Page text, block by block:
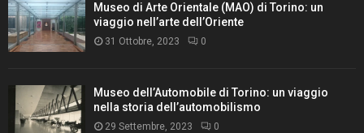
Museo di Arte Orientale (MAO) di Torino: un
viaggio nell’arte dell’Oriente
31 Ottobre, 2023 0
Museo dell’Automobile di Torino: un viaggio
nella storia dell’automobilismo
29 Settembre, 2023 0